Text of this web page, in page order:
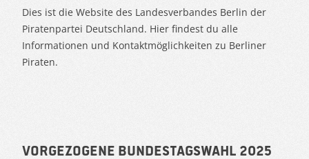
Dies ist die Website des Landesverbandes Berlin der
Piratenpartei Deutschland. Hier findest du alle
Informationen und Kontaktmöglichkeiten zu Berliner
Piraten.
Vorgezogene Bundestagswahl 2025